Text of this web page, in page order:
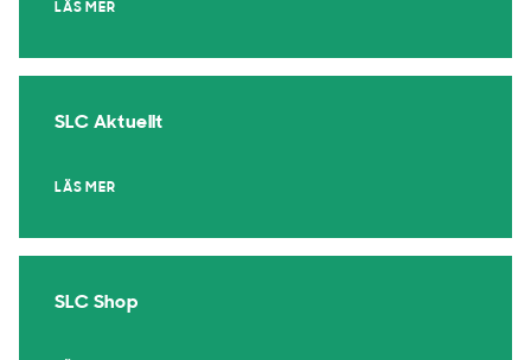
LÄS MER
SLC Aktuellt
LÄS MER
SLC Shop